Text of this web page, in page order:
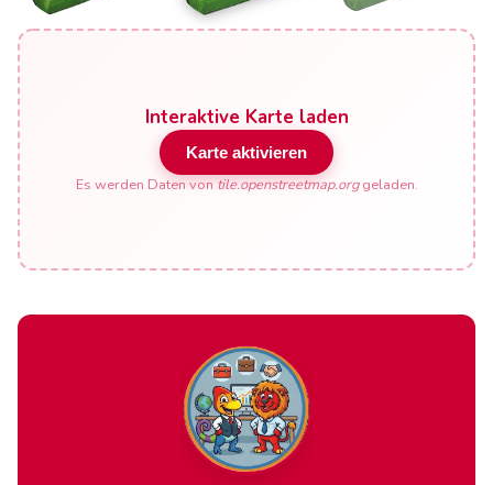
Interaktive Karte laden
Karte aktivieren
Es werden Daten vontile.openstreetmap.orggeladen.